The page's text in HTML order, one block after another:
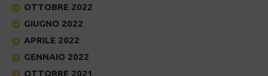
OTTOBRE 2022
GIUGNO 2022
APRILE 2022
GENNAIO 2022
OTTOBRE 2021